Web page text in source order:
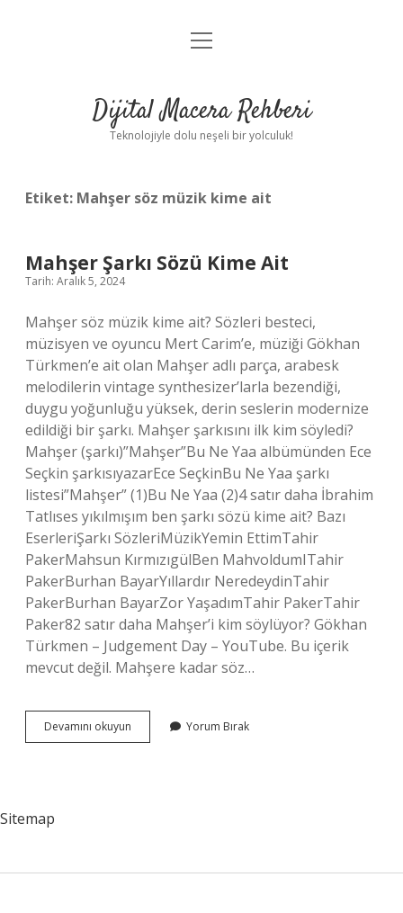
Anasayfa
Yasal Uyarı
menüyü
Dijital Macera Rehberi
Teknolojiyle dolu neşeli bir yolculuk!
Etiket: Mahşer söz müzik kime ait
Mahşer Şarkı Sözü Kime Ait
Tarih: Aralık 5, 2024
Mahşer söz müzik kime ait? Sözleri besteci,
müzisyen ve oyuncu Mert Carim’e, müziği Gökhan
Türkmen’e ait olan Mahşer adlı parça, arabesk
melodilerin vintage synthesizer’larla bezendiği,
duygu yoğunluğu yüksek, derin seslerin modernize
edildiği bir şarkı. Mahşer şarkısını ilk kim söyledi?
Mahşer (şarkı)”Mahşer”Bu Ne Yaa albümünden Ece
Seçkin şarkısıyazarEce SeçkinBu Ne Yaa şarkı
listesi”Mahşer” (1)Bu Ne Yaa (2)4 satır daha İbrahim
Tatlıses yıkılmışım ben şarkı sözü kime ait? Bazı
EserleriŞarkı SözleriMüzikYemin EttimTahir
PakerMahsun KırmızıgülBen MahvoldumITahir
PakerBurhan BayarYıllardır NeredeydinTahir
PakerBurhan BayarZor YaşadımTahir PakerTahir
Paker82 satır daha Mahşer’i kim söylüyor? Gökhan
Türkmen – Judgement Day – YouTube. Bu içerik
mevcut değil. Mahşere kadar söz…
Devamını okuyun
Şarkı
Yorum Bırak
Sitemap